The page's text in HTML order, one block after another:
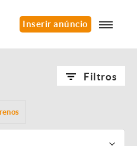
Inserir anúncio
Filtros